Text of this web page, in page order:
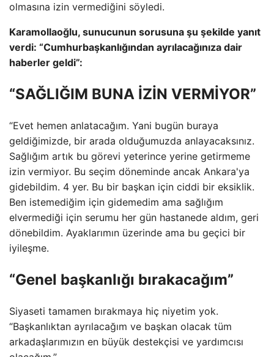
olmasına izin vermediğini söyledi.
Karamollaoğlu, sunucunun sorusuna şu şekilde yanıt
verdi: “Cumhurbaşkanlığından ayrılacağınıza dair
haberler geldi”:
“SAĞLIĞIM BUNA İZİN VERMİYOR”
“Evet hemen anlatacağım. Yani bugün buraya
geldiğimizde, bir arada olduğumuzda anlayacaksınız.
Sağlığım artık bu görevi yeterince yerine getirmeme
izin vermiyor. Bu seçim döneminde ancak Ankara'ya
gidebildim. 4 yer. Bu bir başkan için ciddi bir eksiklik.
Ben istemediğim için gidemedim ama sağlığım
elvermediği için serumu her gün hastanede aldım, geri
dönebildim. Ayaklarımın üzerinde ama bu geçici bir
iyileşme.
“Genel başkanlığı bırakacağım”
Siyaseti tamamen bırakmaya hiç niyetim yok.
“Başkanlıktan ayrılacağım ve başkan olacak tüm
arkadaşlarımızın en büyük destekçisi ve yardımcısı